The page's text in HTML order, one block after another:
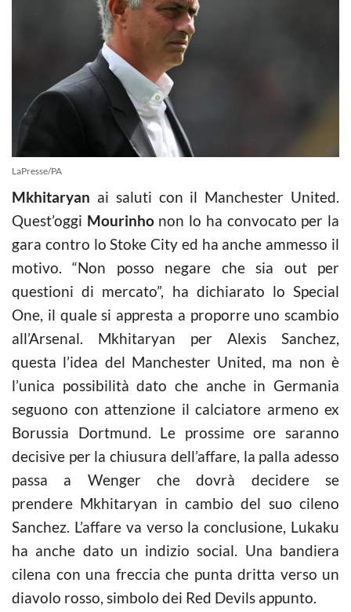
LaPresse/PA
Mkhitaryan ai saluti con il Manchester United.
Quest’oggi Mourinhonon lo ha convocato per la
gara contro lo Stoke City ed ha anche ammesso il
motivo. “Non posso negare che sia out per
questioni di mercato”, ha dichiarato lo Special
One, il quale si appresta a proporre uno scambio
all’Arsenal. Mkhitaryan per Alexis Sanchez,
questa l’idea del Manchester United, ma non è
l’unica possibilità dato che anche in Germania
seguono con attenzione il calciatore armeno ex
Borussia Dortmund. Le prossime ore saranno
decisive per la chiusura dell’affare, la palla adesso
passa a Wenger che dovrà decidere se
prendere Mkhitaryan in cambio del suo cileno
Sanchez. L’affare va verso la conclusione, Lukaku
ha anche dato un indizio social. Una bandiera
cilena con una freccia che punta dritta verso un
diavolo rosso, simbolo dei Red Devils appunto.